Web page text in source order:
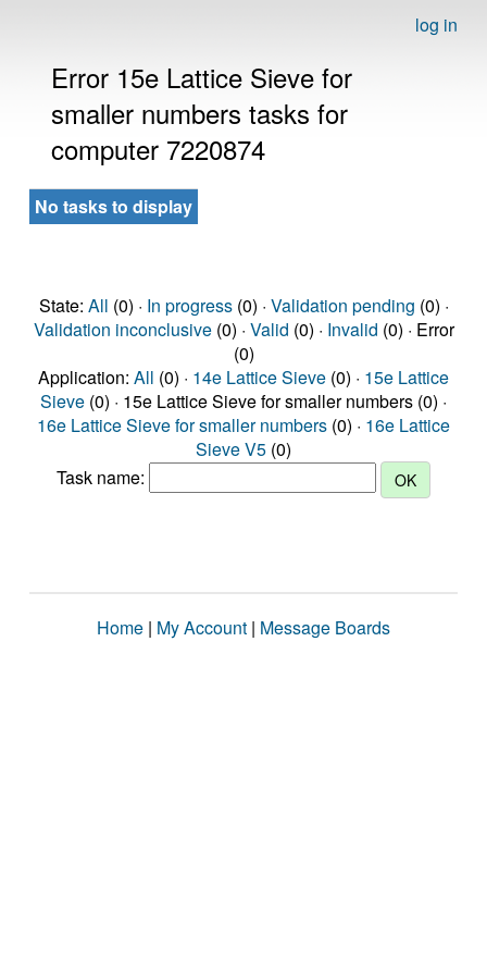
log in
Error 15e Lattice Sieve for
smaller numbers tasks for
computer 7220874
No tasks to display
State: All (0) · In progress(0) · Validation pending (0) ·
Validation inconclusive(0) · Valid (0) · Invalid (0) · Error
(0)
Application: All (0) · 14e Lattice Sieve (0) · 15e Lattice
Sieve (0) · 15e Lattice Sieve for smaller numbers (0) ·
16e Lattice Sieve for smaller numbers (0) · 16e Lattice
Sieve V5 (0)
Task name:
Home | My Account | Message Boards